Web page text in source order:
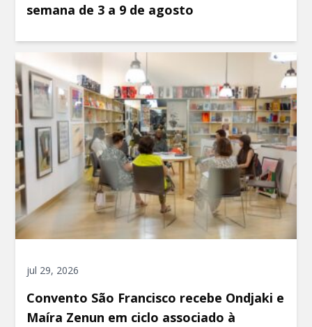
semana de 3 a 9 de agosto
jul 29, 2026
Convento São Francisco recebe Ondjaki e
Maíra Zenun em ciclo associado à